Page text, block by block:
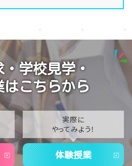
宝物✨「光るハーバリウム」作り
自習室編」✨
たオープンスクール😊在校生の
敵な1日に🌷
間のお知らせ🍉
学校見学・
はこちらから
実際に
やってみよう！
体験授業